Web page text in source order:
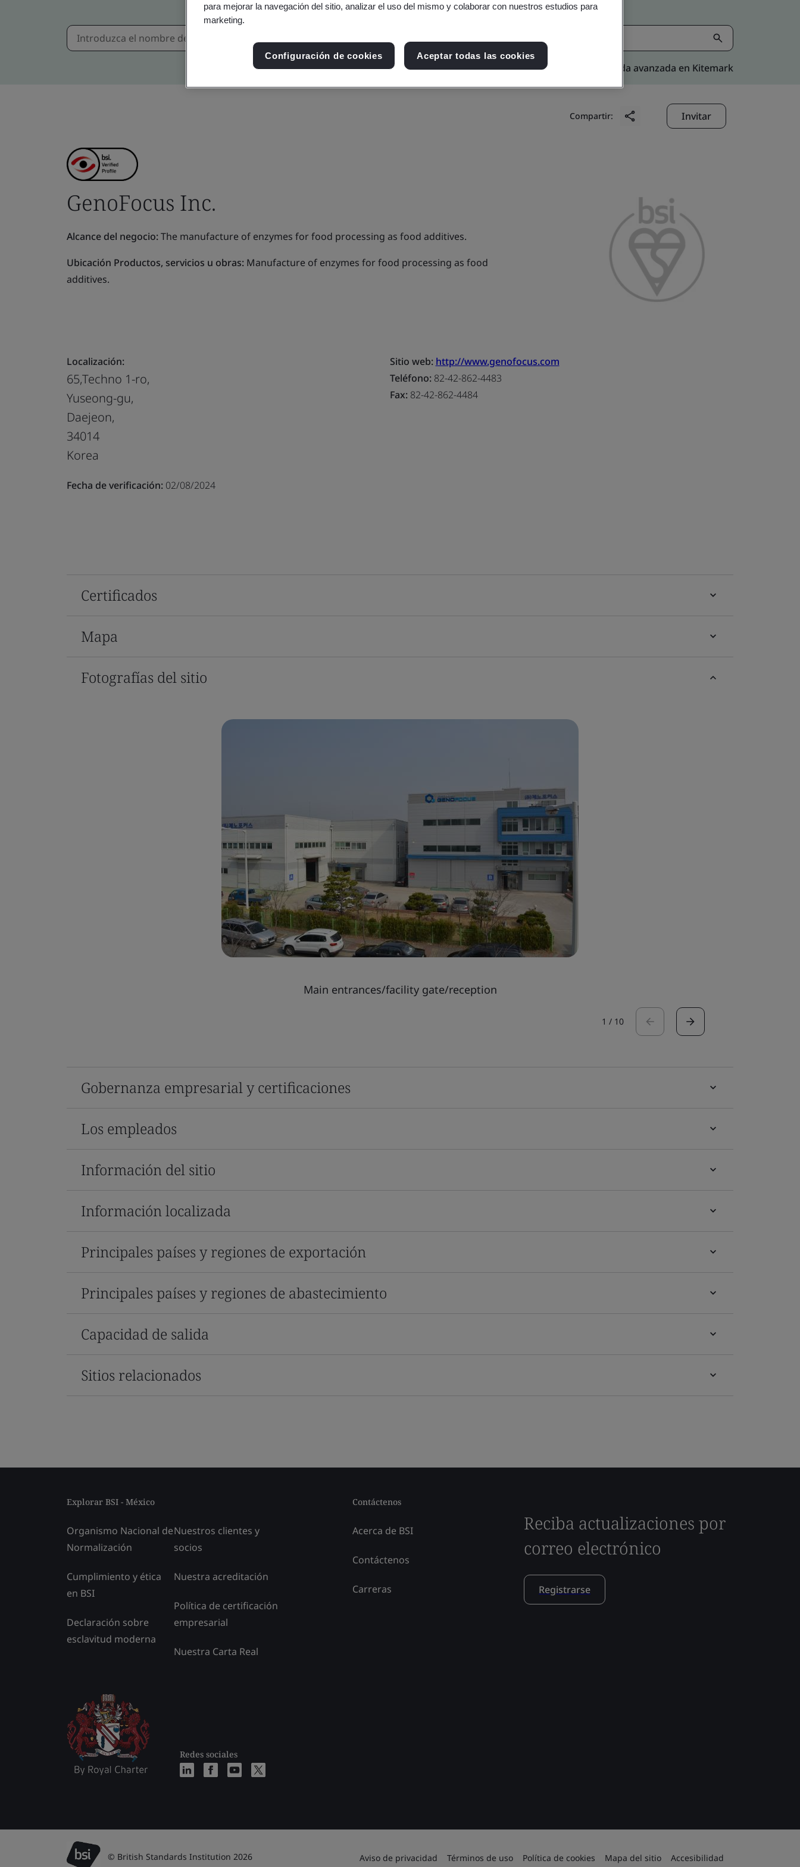
Búsqueda avanzada en Kitemark
Compartir: Invitar
GenoFocus Inc.
Alcance del negocio:The manufacture of enzymes for food processing as food additives.
Ubicación Productos, servicios u obras: Manufacture of enzymes for food processing as food
additives.
Localización:
65,Techno 1-ro,
Yuseong-gu,
Daejeon,
34014
Korea
Fecha de verificación: 02/08/2024
Sitio web: http://www.genofocus.com
Teléfono:82-42-862-4483
Fax:82-42-862-4484
Certificados
Mapa
Fotografías del sitio
Main entrances/facility gate/reception
1 / 10
Gobernanza empresarial y certificaciones
Los empleados
Información del sitio
Información localizada
Principales países y regiones de exportación
Principales países y regiones de abastecimiento
Capacidad de salida
Sitios relacionados
Explorar BSI - México
Organismo Nacional de
Normalización
Cumplimiento y ética
en BSI
Declaración sobre
esclavitud moderna
Nuestros clientes y
socios
Nuestra acreditación
Política de certificación
empresarial
Nuestra Carta Real
Redes sociales
Contáctenos
Acerca de BSI
Contáctenos
Carreras
Reciba actualizaciones por
correo electrónico
Registrarse
© British Standards Institution 2026 Aviso de privacidad Términos de uso Política de cookies Mapa del sitio Accesibilidad
para mejorar la navegación del sitio, analizar el uso del mismo y colaborar con nuestros estudios para
marketing.
Configuración de cookies Aceptar todas las cookies